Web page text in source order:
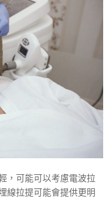
，可能可以考慮電波拉
線拉提可能會提供更明